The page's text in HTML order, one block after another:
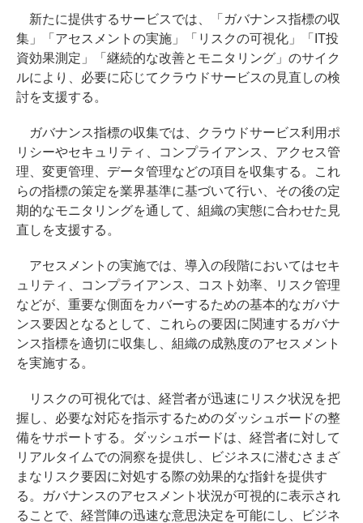
新たに提供するサービスでは、「ガバナンス指標の収
集」「アセスメントの実施」「リスクの可視化」「IT投
資効果測定」「継続的な改善とモニタリング」のサイク
ルにより、必要に応じてクラウドサービスの見直しの検
討を支援する。
ガバナンス指標の収集では、クラウドサービス利用ポ
リシーやセキュリティ、コンプライアンス、アクセス管
理、変更管理、データ管理などの項目を収集する。これ
らの指標の策定を業界基準に基づいて行い、その後の定
期的なモニタリングを通して、組織の実態に合わせた見
直しを支援する。
アセスメントの実施では、導入の段階においてはセキ
ュリティ、コンプライアンス、コスト効率、リスク管理
などが、重要な側面をカバーするための基本的なガバナ
ンス要因となるとして、これらの要因に関連するガバナ
ンス指標を適切に収集し、組織の成熟度のアセスメント
を実施する。
リスクの可視化では、経営者が迅速にリスク状況を把
握し、必要な対応を指示するためのダッシュボードの整
備をサポートする。ダッシュボードは、経営者に対して
リアルタイムでの洞察を提供し、ビジネスに潜むさまざ
まなリスク要因に対処する際の効果的な指針を提供す
る。ガバナンスのアセスメント状況が可視的に表示され
ることで、経営陣の迅速な意思決定を可能にし、ビジネ